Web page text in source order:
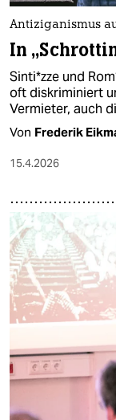
Antiziganismus
In
Sin­ti*z­ze und
oft diskriminiert
Vermieter, auch
Von Frederik
15.4.2026